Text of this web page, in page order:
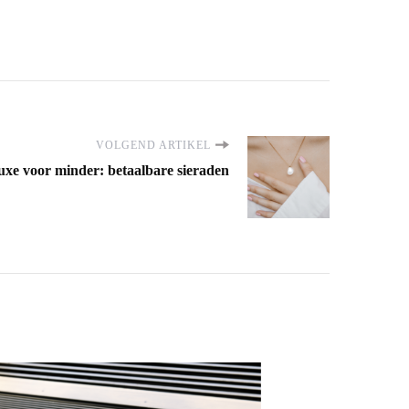
VOLGEND ARTIKEL
voor minder: betaalbare sieraden